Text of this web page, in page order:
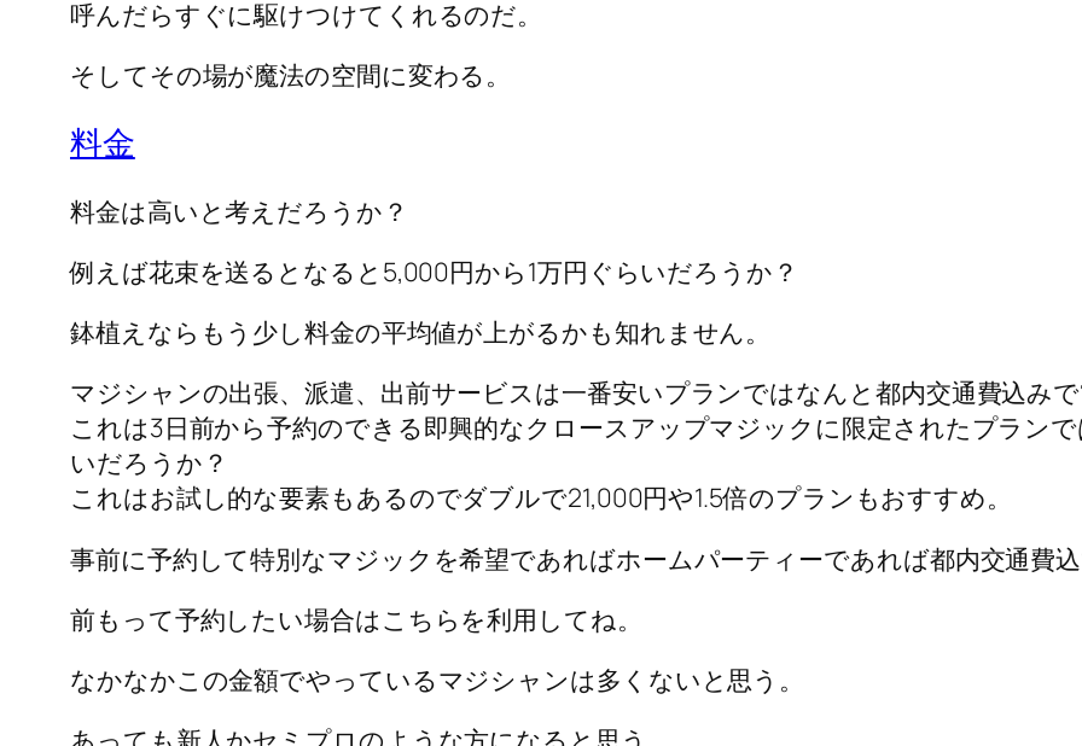
呼んだらすぐに駆けつけてくれるのだ。
そしてその場が魔法の空間に変わる。
料金
料金は高いと考えだろうか？
例えば花束を送るとなると5,000円から1万円ぐらいだろうか？
鉢植えならもう少し料金の平均値が上がるかも知れません。
マジシャンの出張、派遣、出前サービスは一番安いプランではなんと都内交通費込みで
これは3日前から予約のできる即興的なクロースアップマジックに限定されたプラン
いだろうか？
これはお試し的な要素もあるのでダブルで21,000円や1.5倍のプランもおすすめ。
事前に予約して特別なマジックを希望であればホームパーティーであれば都内交通費込
前もって予約したい場合はこちらを利用してね。
なかなかこの金額でやっているマジシャンは多くないと思う。